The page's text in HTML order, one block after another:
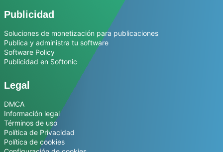
Publicidad
Soluciones de monetización para publicaciones
Publica y administra tu software
Software Policy
Publicidad en Softonic
Legal
DMCA
Información legal
Términos de uso
Política de Privacidad
Política de cookies